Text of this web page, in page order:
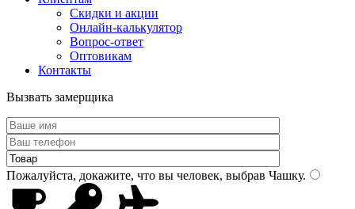
Скидки и акции
Онлайн-калькулятор
Вопрос-ответ
Оптовикам
Контакты
Вызвать замерщика
Пожалуйста, докажите, что вы человек, выбрав Чашку.